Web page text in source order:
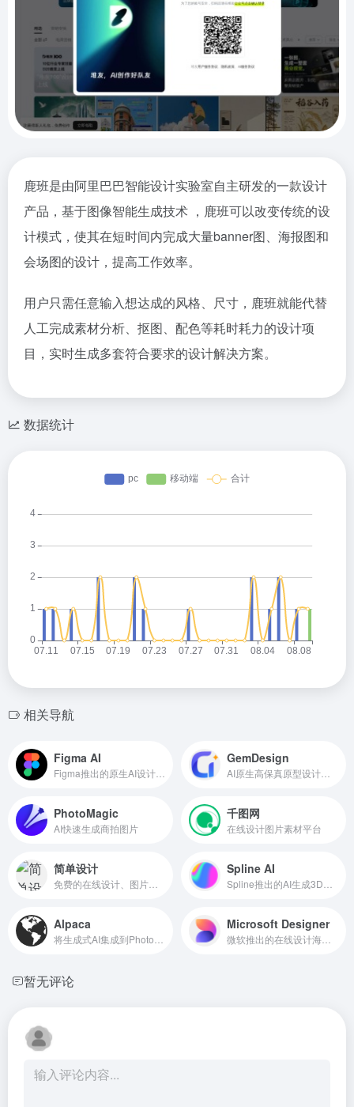
鹿班是由阿里巴巴智能设计实验室自主研发的一款设计
产品，基于图像智能生成技术 ，鹿班可以改变传统的设
计模式，使其在短时间内完成大量banner图、海报图和
会场图的设计，提高工作效率。
用户只需任意输入想达成的风格、尺寸，鹿班就能代替
人工完成素材分析、抠图、配色等耗时耗力的设计项
目，实时生成多套符合要求的设计解决方案。
数据统计
相关导航
Figma AI GemDesign
PhotoMagic
AI快速生成商拍图片
千图网
在线设计图片素材平台
简单设计 Spline AI
Alpaca Microsoft Designer
暂无评论